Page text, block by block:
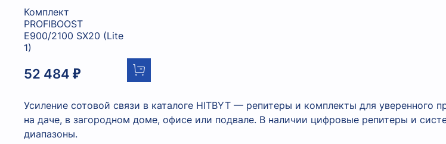
Комплект
PROFIBOOST
E900/2100 SX20 (Lite
1)
52 484 ₽
Усиление сотовой связи в каталоге HITBYT — репитеры и комплекты для уверенного
на даче, в загородном доме, офисе или подвале. В наличии цифровые репитеры и
диапазоны.